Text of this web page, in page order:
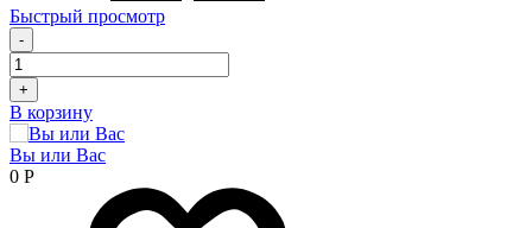
Быстрый просмотр
-
+
В корзину
Вы или Вас
0 Р